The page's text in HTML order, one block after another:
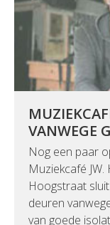
VANWEGE
Nog een paar
Muziekcafé
Hoogstraat
deuren
van goede